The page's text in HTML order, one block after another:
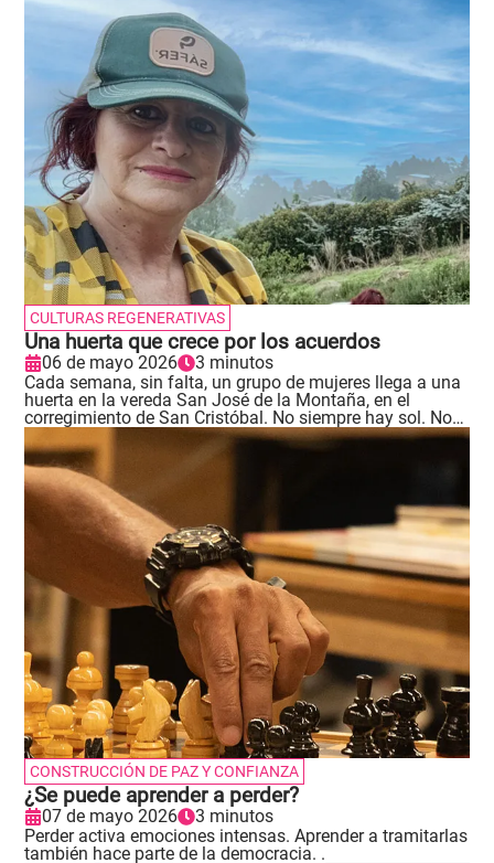
CULTURAS REGENERATIVAS
Una huerta que crece por los acuerdos
06 de mayo 2026
3 minutos
Cada semana, sin falta, un grupo de mujeres llega a una
huerta en la vereda San José de la Montaña, en el
corregimiento de San Cristóbal. No siempre hay sol. No
siempre hay tiempo. Pero llegan..
CONSTRUCCIÓN DE PAZ Y CONFIANZA
¿Se puede aprender a perder?
07 de mayo 2026
3 minutos
Perder activa emociones intensas. Aprender a tramitarlas
también hace parte de la democracia. .